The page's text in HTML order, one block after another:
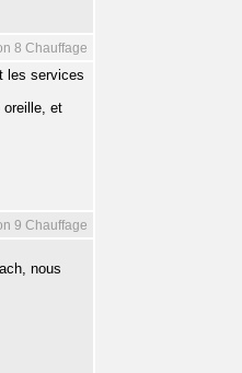
8 Chauffage
les services
oreille, et
9 Chauffage
nous